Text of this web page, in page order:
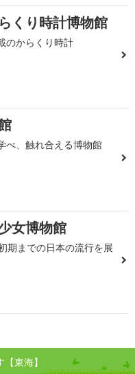
くり時計博物館
のからくり時計
べ、触れ合える博物館
女博物館
期までの日本の流行を展
東海】